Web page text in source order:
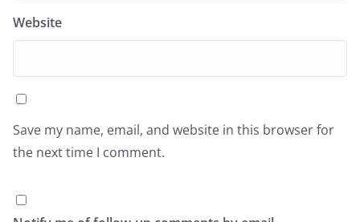
Website
Save my name, email, and website in this browser for
the next time I comment.